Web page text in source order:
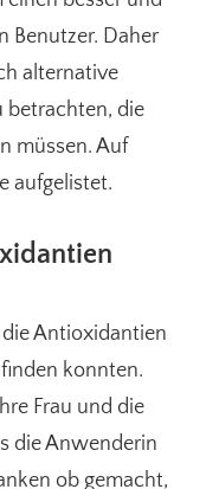
Benutzer. Daher
alternative
betrachten, die
müssen. Auf
aufgelistet.
Antioxidantien
konnten.
Frau und die
die Anwenderin
ob gemacht,